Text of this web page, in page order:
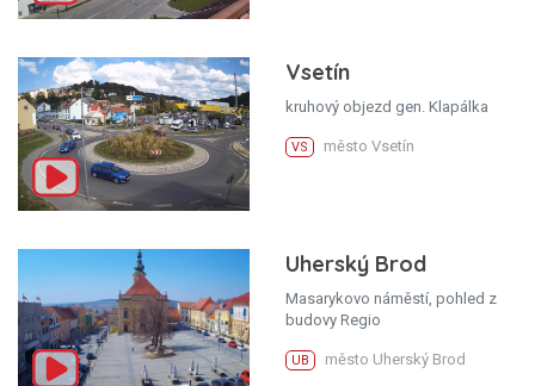
Vsetín
kruhový objezd gen. Klapálka
VS město Vsetín
Uherský Brod
Masarykovo náměstí, pohled z
budovy Regio
UB město Uherský Brod